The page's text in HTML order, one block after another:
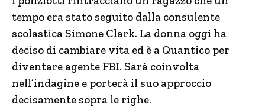
tempo era stato seguito dalla consulente
scolastica Simone Clark. La donna oggi ha
deciso di cambiare vita ed è a Quantico per
diventare agente FBI. Sarà coinvolta
nell’indagine e porterà il suo approccio
decisamente sopra le righe.